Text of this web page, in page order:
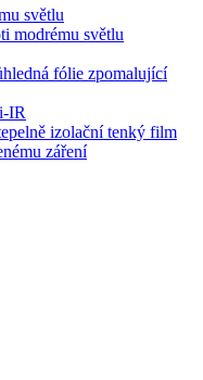
světlu
modrému světlu
fólie zpomalující
IR
izolační tenký film
záření